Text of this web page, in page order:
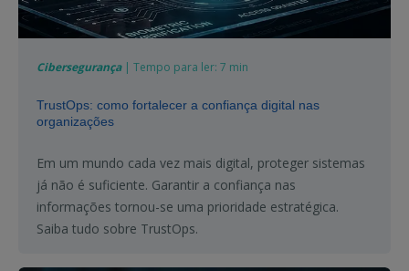
Cibersegurança| Tempo para ler: 7 min
TrustOps: como fortalecer a confiança digital nas
organizações
Em um mundo cada vez mais digital, proteger sistemas
já não é suficiente. Garantir a confiança nas
informações tornou-se uma prioridade estratégica.
Saiba tudo sobre TrustOps.